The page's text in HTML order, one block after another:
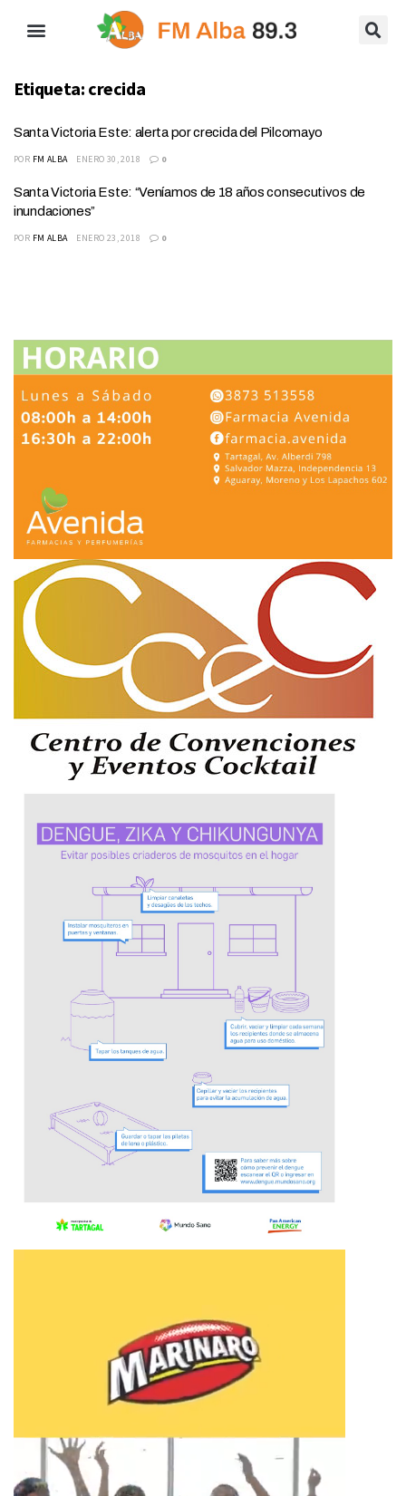
Etiqueta: crecida
Santa Victoria Este: alerta por crecida del Pilcomayo
POR FM ALBA ENERO 30, 2018 0
Santa Victoria Este: “Veníamos de 18 años consecutivos de
inundaciones”
POR FM ALBA ENERO 23, 2018 0